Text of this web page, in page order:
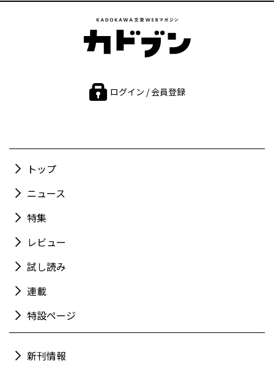
ログイン / 会員登録
トップ
ニュース
特集
レビュー
試し読み
連載
特設ページ
新刊情報